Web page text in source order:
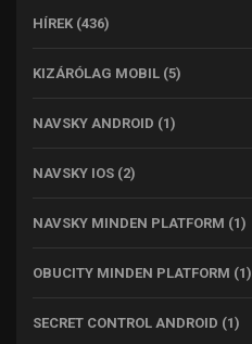
HÍREK (436)
KIZÁRÓLAG MOBIL (5)
NAVSKY ANDROID (1)
NAVSKY IOS (2)
NAVSKY MINDEN PLATFORM (1)
OBUCITY MINDEN PLATFORM (1)
SECRET CONTROL ANDROID (1)